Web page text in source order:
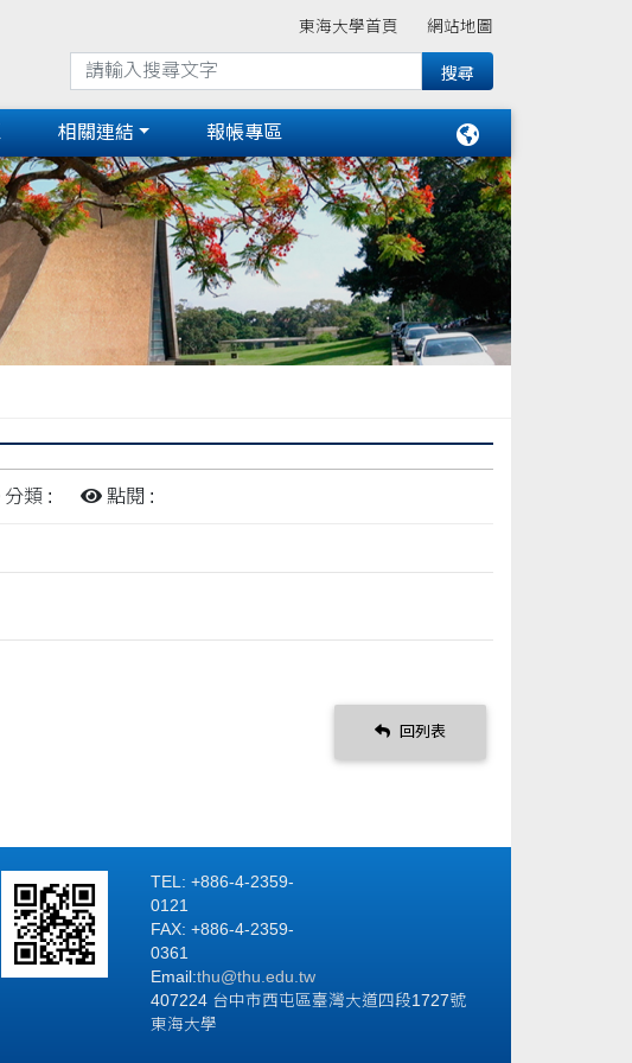
東海大學首頁 網站地圖
相關連結 報帳專區
分類 : 點閱 :
回列表
TEL: +886-4-2359-
0121
FAX: +886-4-2359-
0361
Email:thu@thu.edu.tw
407224 台中市西屯區臺灣大道四段1727號
東海大學